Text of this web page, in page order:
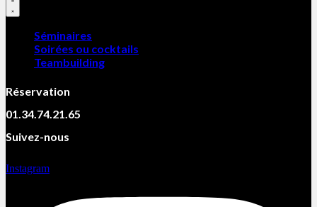
Séminaires
Soirées ou cocktails
Teambuilding
Réservation
01.34.74.21.65
Suivez-nous
Instagram